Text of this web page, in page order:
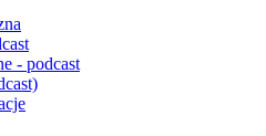
- podcast